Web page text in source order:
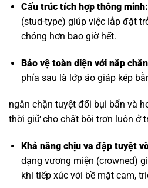
Cấu trúc tích hợp thông minh:
(stud-type) giúp việc lắp đặt
chóng hơn bao giờ hết.
Bảo vệ toàn diện với nắp
phía sau là lớp áo giáp kép
ngăn chặn tuyệt đối bụi bẩn và
thời giữ cho chất bôi trơn luôn ở
Khả năng chịu va đập tuyệt
dạng vương miện (crowned)
khi tiếp xúc với bề mặt cam,